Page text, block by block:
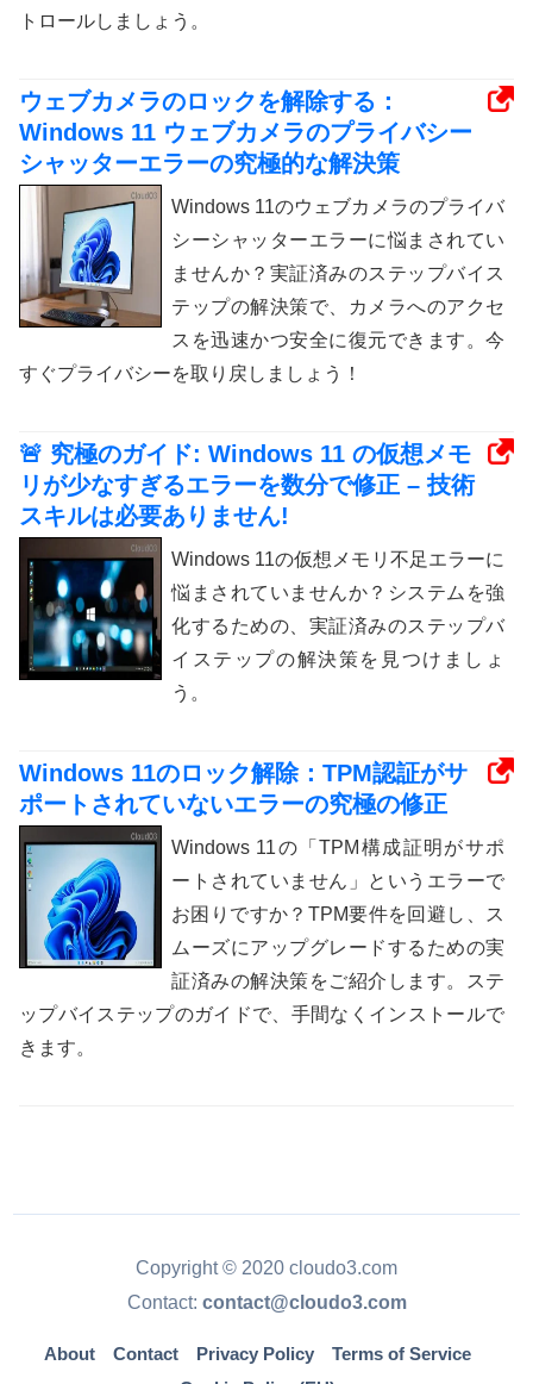
トロールしましょう。
ウェブカメラのロックを解除する：
Windows 11 ウェブカメラのプライバシー
シャッターエラーの究極的な解決策
Windows 11のウェブカメラのプライバ
シーシャッターエラーに悩まされてい
ませんか？実証済みのステップバイス
テップの解決策で、カメラへのアクセ
スを迅速かつ安全に復元できます。今
すぐプライバシーを取り戻しましょう！
🚨 究極のガイド: Windows 11 の仮想メモ
リが少なすぎるエラーを数分で修正 – 技術
スキルは必要ありません!
Windows 11の仮想メモリ不足エラーに
悩まされていませんか？システムを強
化するための、実証済みのステップバ
イステップの解決策を見つけましょ
う。
Windows 11のロック解除：TPM認証がサ
ポートされていないエラーの究極の修正
Windows 11の「TPM構成証明がサポ
ートされていません」というエラーで
お困りですか？TPM要件を回避し、ス
ムーズにアップグレードするための実
証済みの解決策をご紹介します。ステ
ップバイステップのガイドで、手間なくインストールで
きます。
Copyright © 2020 cloudo3.com
Contact: contact@cloudo3.com
About Contact Privacy Policy
Terms of Service